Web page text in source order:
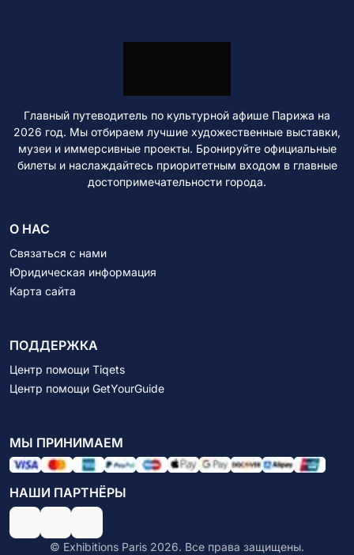
Главный путеводитель по культурной афише Парижа на
2026 год. Мы отбираем лучшие художественные выставки,
музеи и иммерсивные проекты. Бронируйте официальные
билеты и наслаждайтесь приоритетным входом в главные
достопримечательности города.
О НАС
Связаться с нами
Юридическая информация
Карта сайта
ПОДДЕРЖКА
Центр помощи Tiqets
Центр помощи GetYourGuide
МЫ ПРИНИМАЕМ
НАШИ ПАРТНЁРЫ
© Exhibitions Paris 2026. Все права защищены.